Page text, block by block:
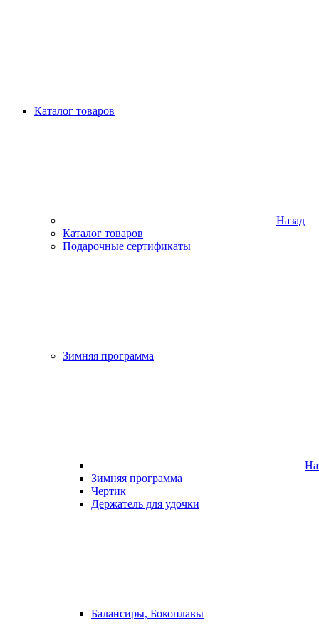
Каталог товаров
Назад
Каталог товаров
Подарочные сертификаты
Зимняя программа
Зимняя программа
Чертик
Держатель для удочки
Балансиры, Бокоплавы